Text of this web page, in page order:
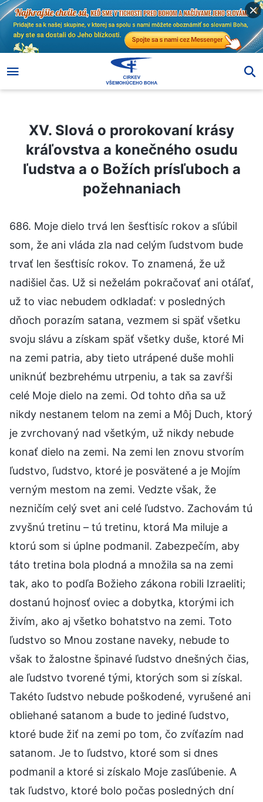
XV. Slová o prorokovaní krásy
kráľovstva a konečného osudu
ľudstva a o Božích prísľuboch a
požehnaniach
686. Moje dielo trvá len šesťtisíc rokov a sľúbil
som, že ani vláda zla nad celým ľudstvom bude
trvať len šesťtisíc rokov. To znamená, že už
nadišiel čas. Už si neželám pokračovať ani otáľať,
už to viac nebudem odkladať: v posledných
dňoch porazím satana, vezmem si späť všetku
svoju slávu a získam späť všetky duše, ktoré Mi
na zemi patria, aby tieto utrápené duše mohli
uniknúť bezbrehému utrpeniu, a tak sa zavŕši
celé Moje dielo na zemi. Od tohto dňa sa už
nikdy nestanem telom na zemi a Môj Duch, ktorý
je zvrchovaný nad všetkým, už nikdy nebude
konať dielo na zemi. Na zemi len znovu stvorím
ľudstvo, ľudstvo, ktoré je posvätené a je Mojím
verným mestom na zemi. Vedzte však, že
nezničím celý svet ani celé ľudstvo. Zachovám tú
zvyšnú tretinu – tú tretinu, ktorá Ma miluje a
ktorú som si úplne podmanil. Zabezpečím, aby
táto tretina bola plodná a množila sa na zemi
tak, ako to podľa Božieho zákona robili Izraeliti;
dostanú hojnosť oviec a dobytka, ktorými ich
živím, ako aj všetko bohatstvo na zemi. Toto
ľudstvo so Mnou zostane naveky, nebude to
však to žalostne špinavé ľudstvo dnešných čias,
ale ľudstvo tvorené tými, ktorých som si získal.
Takéto ľudstvo nebude poškodené, vyrušené ani
obliehané satanom a bude to jediné ľudstvo,
ktoré bude žiť na zemi po tom, čo zvíťazím nad
satanom. Je to ľudstvo, ktoré som si dnes
podmanil a ktoré si získalo Moje zasľúbenie. A
tak ľudstvo, ktoré bolo počas posledných dní